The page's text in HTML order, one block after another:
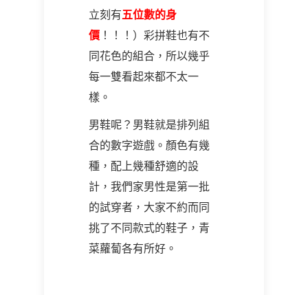
立刻有五位數的身
價 ！！！）彩拼鞋也有不
同花色的組合，所以幾乎
每一雙看起來都不太一
樣。
男鞋呢？男鞋就是排列組
合的數字遊戲。顏色有幾
種，配上幾種舒適的設
計，我們家男性是第一批
的試穿者，大家不約而同
挑了不同款式的鞋子，青
菜蘿蔔各有所好。